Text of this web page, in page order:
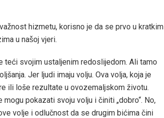
hizmetu, korisno je da se prvo u kratkim
u našoj vjeri.
teći svojim ustaljenim redoslijedom. Ali tamo
Jer ljudi imaju volju. Ova volja, koja je
ili loše rezultate u ovozemaljskom životu.
pokazati svoju volju i činiti „dobro“. No,
volje i odlučnost da se drugim bićima čini